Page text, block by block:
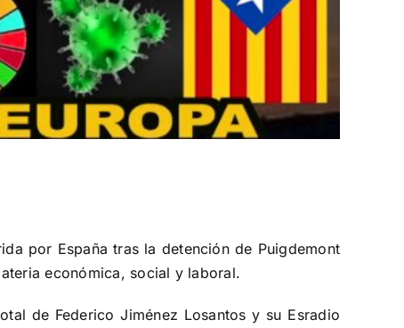
por España tras la detención de Puigdemont
económica, social y laboral.
de Federico Jiménez Losantos y su Esradio